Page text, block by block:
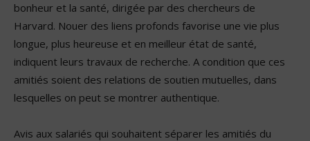
bonheur et la santé, dirigée par des chercheurs de
Harvard. Nouer des liens profonds favorise une vie plus
longue, plus heureuse et en meilleur état de santé,
indiquent leurs travaux de recherche. A condition que ces
amitiés soient des relations de soutien mutuelles, dans
lesquelles on peut se montrer authentique.
Avis aux salariés qui souhaitent séparer les amitiés du